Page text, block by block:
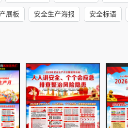
展板 安全生产海报 安全标语